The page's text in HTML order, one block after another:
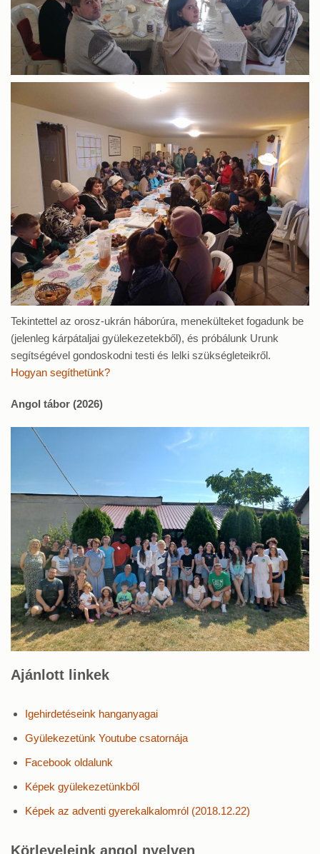
Tekintettel az orosz-ukrán háborúra, menekülteket fogadunk be
(jelenleg kárpátaljai gyülekezetekből), és próbálunk Urunk
segítségével gondoskodni testi és lelki szükségleteikről.
Hogyan segíthetünk?
Angol tábor (2026)
Ajánlott linkek
Igehirdetéseink hanganyagai
Gyülekezetünk Youtube csatornája
Facebook oldalunk
Képek gyülekezetünkből
Képek az adventi gyerekalkalomról (2018.12.22)
Körleveleink angol nyelven